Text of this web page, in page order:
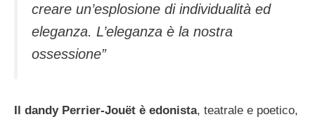
creare un’esplosione di individualità ed
eleganza. L’eleganza è la nostra
ossessione”
Il dandy Perrier-Jouët è edonista, teatrale e poetico,